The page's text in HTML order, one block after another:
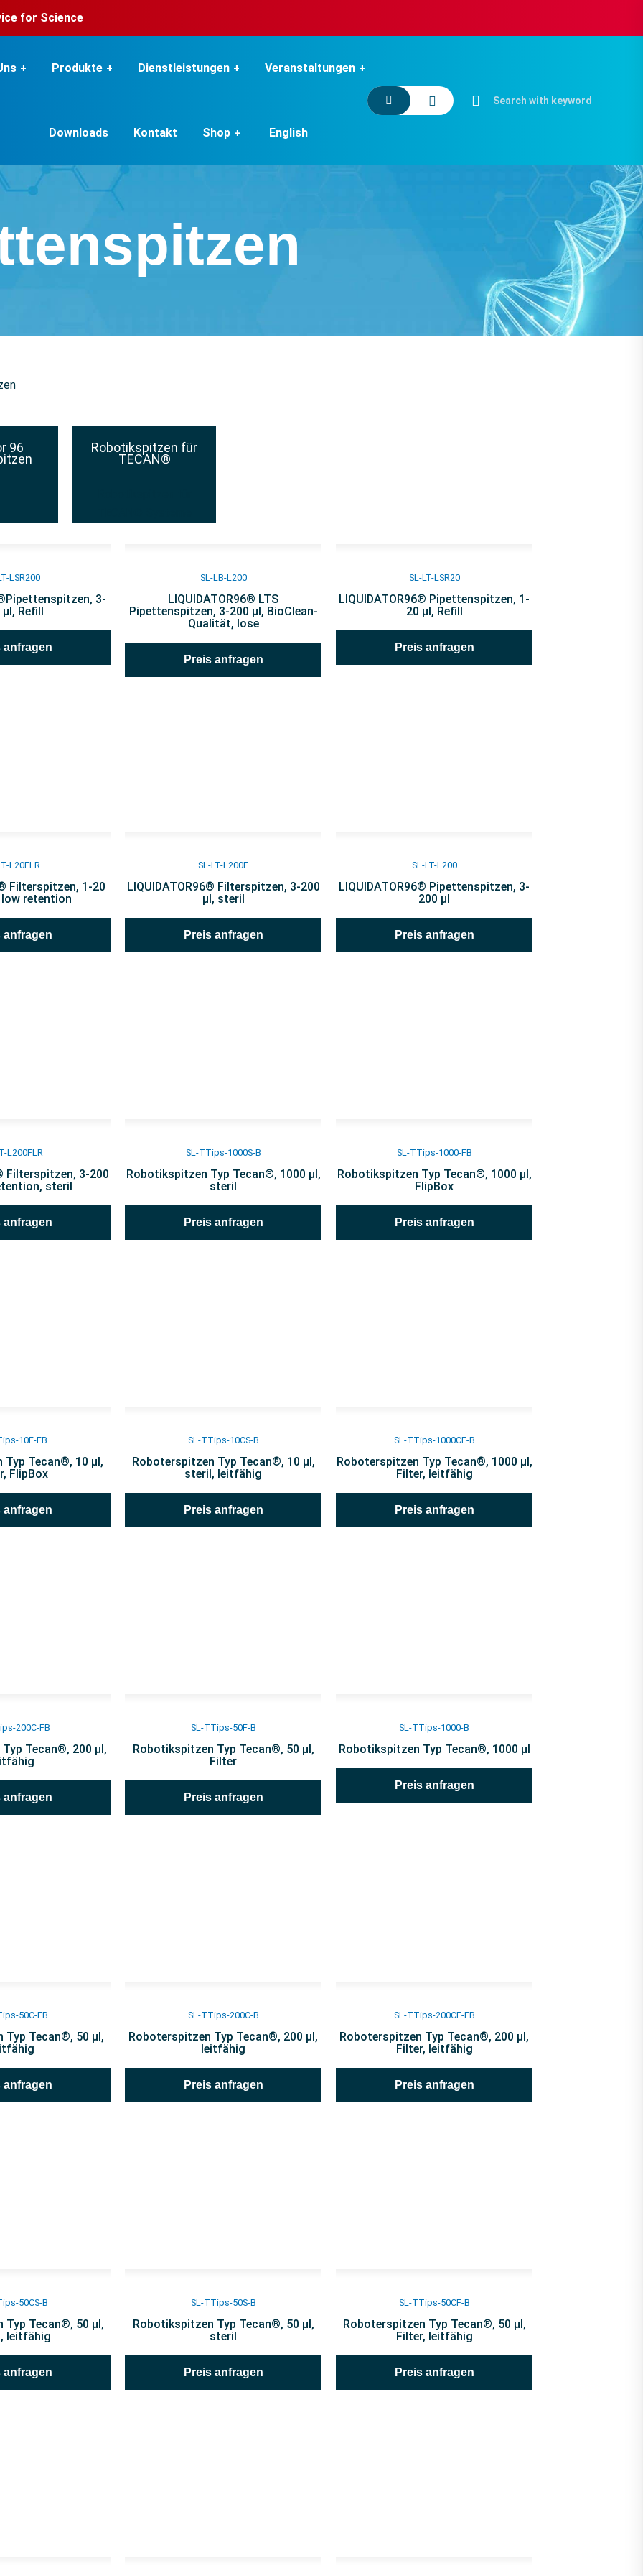
for Science
Produkte Dienstleistungen Veranstaltungen
Downloads Kontakt Shop English
96 Robotikspitzen für
TECAN®
LSR200
3-
µl, Refill
anfragen
SL-LB-L200
LIQUIDATOR96® LTS
Pipettenspitzen, 3-200 µl, BioClean-
Qualität, lose
Preis anfragen
SL-LT-LSR20
LIQUIDATOR96® Pipettenspitzen, 1-
20 µl, Refill
Preis anfragen
L20FLR
Filterspitzen, 1-20
retention
anfragen
SL-LT-L200F
LIQUIDATOR96® Filterspitzen, 3-200
µl, steril
Preis anfragen
SL-LT-L200
LIQUIDATOR96® Pipettenspitzen, 3-
200 µl
Preis anfragen
L200FLR
Filterspitzen, 3-200
steril
anfragen
SL-TTips-1000S-B
Robotikspitzen Typ Tecan®, 1000 µl,
steril
Preis anfragen
SL-TTips-1000-FB
Robotikspitzen Typ Tecan®, 1000 µl,
FlipBox
Preis anfragen
10F-FB
Tecan®, 10 µl,
FlipBox
anfragen
SL-TTips-10CS-B
Roboterspitzen Typ Tecan®, 10 µl,
steril, leitfähig
Preis anfragen
SL-TTips-1000CF-B
Roboterspitzen Typ Tecan®, 1000 µl,
Filter, leitfähig
Preis anfragen
200C-FB
Tecan®, 200 µl,
anfragen
SL-TTips-50F-B
Robotikspitzen Typ Tecan®, 50 µl,
Filter
Preis anfragen
SL-TTips-1000-B
Robotikspitzen Typ Tecan®, 1000 µl
Preis anfragen
50C-FB
Typ Tecan®, 50 µl,
anfragen
SL-TTips-200C-B
Roboterspitzen Typ Tecan®, 200 µl,
leitfähig
Preis anfragen
SL-TTips-200CF-FB
Roboterspitzen Typ Tecan®, 200 µl,
Filter, leitfähig
Preis anfragen
50CS-B
Typ Tecan®, 50 µl,
leitfähig
anfragen
SL-TTips-50S-B
Robotikspitzen Typ Tecan®, 50 µl,
steril
Preis anfragen
SL-TTips-50CF-B
Roboterspitzen Typ Tecan®, 50 µl,
Filter, leitfähig
Preis anfragen